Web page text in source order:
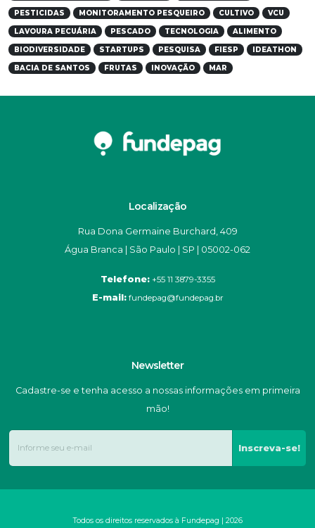
PESTICIDAS MONITORAMENTO PESQUEIRO CULTIVO VCU
LAVOURA PECUÁRIA PESCADO TECNOLOGIA ALIMENTO
BIODIVERSIDADE STARTUPS PESQUISA FIESP IDEATHON
BACIA DE SANTOS FRUTAS INOVAÇÃO MAR
Localização
Rua Dona Germaine Burchard, 409
Água Branca | São Paulo | SP | 05002-062
Telefone:+55 11 3879-3355
E-mail:fundepag@fundepag.br
Newsletter
Cadastre-se e tenha acesso a nossas informações em primeira
mão!
Inscreva-se!
Todos os direitos reservados à Fundepag | 2026